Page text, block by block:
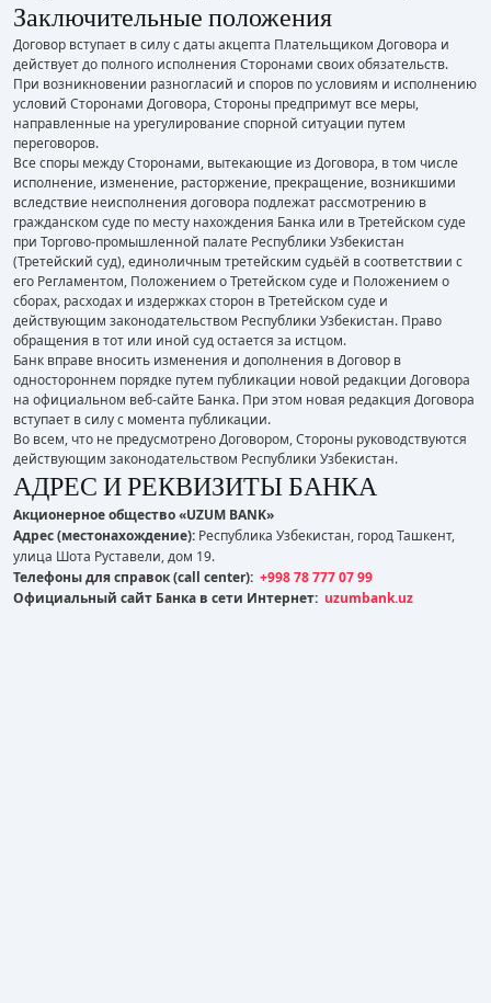
Заключительные положения
Договор вступает в силу с даты акцепта Плательщиком Договора и
действует до полного исполнения Сторонами своих обязательств.
При возникновении разногласий и споров по условиям и исполнению
условий Сторонами Договора, Стороны предпримут все меры,
направленные на урегулирование спорной ситуации путем
переговоров.
Все споры между Сторонами, вытекающие из Договора, в том числе
исполнение, изменение, расторжение, прекращение, возникшими
вследствие неисполнения договора подлежат рассмотрению в
гражданском суде по месту нахождения Банка или в Третейском суде
при Торгово-промышленной палате Республики Узбекистан
(Третейский суд), единоличным третейским судьёй в соответствии с
его Регламентом, Положением о Третейском суде и Положением о
сборах, расходах и издержках сторон в Третейском суде и
действующим законодательством Республики Узбекистан. Право
обращения в тот или иной суд остается за истцом.
Банк вправе вносить изменения и дополнения в Договор в
одностороннем порядке путем публикации новой редакции Договора
на официальном веб-сайте Банка. При этом новая редакция Договора
вступает в силу с момента публикации.
Во всем, что не предусмотрено Договором, Стороны руководствуются
действующим законодательством Республики Узбекистан.
АДРЕС И РЕКВИЗИТЫ БАНКА
Акционерное общество «UZUM BANK»
Адрес (местонахождение): Республика Узбекистан, город Ташкент,
улица Шота Руставели, дом 19.
Телефоны для справок (call center): +998 78 777 07 99
Официальный сайт Банка в сети Интернет: uzumbank.uz